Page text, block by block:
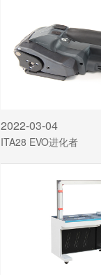
2022-03-04
ITA28 EVO进化者